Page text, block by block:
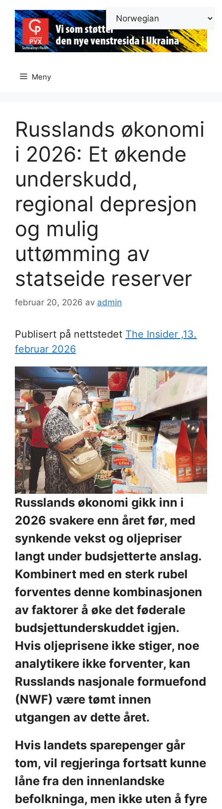
innhold
Meny
Russlands økonomi
i 2026: Et økende
underskudd,
regional depresjon
og mulig
uttømming av
statseide reserver
februar 20, 2026 av admin
Publisert på nettstedet The Insider ,13.
februar 2026
Russlands økonomi gikk inn i
2026 svakere enn året før, med
synkende vekst og oljepriser
langt under budsjetterte anslag.
Kombinert med en sterk rubel
forventes denne kombinasjonen
av faktorer å øke det føderale
budsjettunderskuddet igjen.
Hvis oljeprisene ikke stiger, noe
analytikere ikke forventer, kan
Russlands nasjonale formuefond
(NWF) være tømt innen
utgangen av dette året.
Hvis landets sparepenger går
tom, vil regjeringa fortsatt kunne
låne fra den innenlandske
befolkninga, men ikke uten å fyre